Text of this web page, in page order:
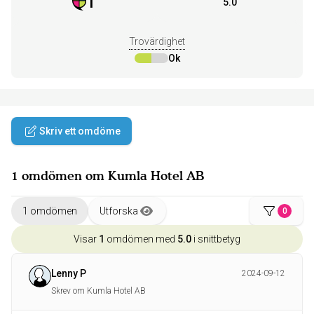
Trovärdighet
Ok
Skriv ett omdöme
1 omdömen om Kumla Hotel AB
1 omdömen Utforska 0
Visar 1 omdömen med 5.0 i snittbetyg
Lenny P
2024-09-12
Skrev om Kumla Hotel AB